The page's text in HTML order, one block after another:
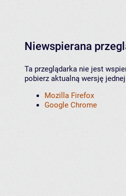
Niewspierana
Ta przeglądarka nie jest
pobierz aktualną wersję
Mozilla Firefox
Google Chrome